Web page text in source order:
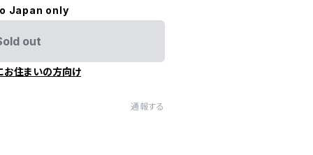
Japan only
out
お住まいの方向け
通報する